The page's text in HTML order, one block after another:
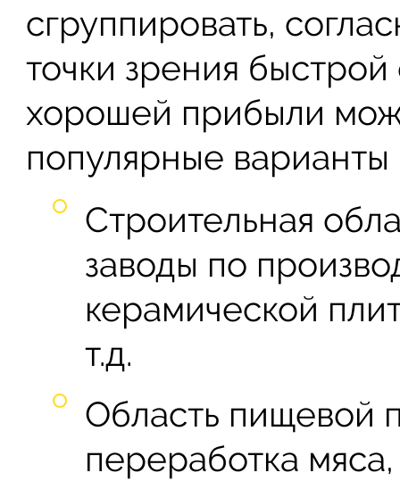
сгруппировать,
точки зрения
хорошей прибыли
популярные
Строительная
заводы по
керамической
т.д.
Область пищевой
переработка